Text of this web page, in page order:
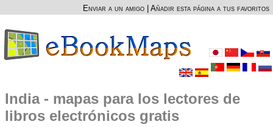
Enviar a un amigo Añadir esta página a tus favoritos
India - mapas para los lectores de
libros electrónicos gratis